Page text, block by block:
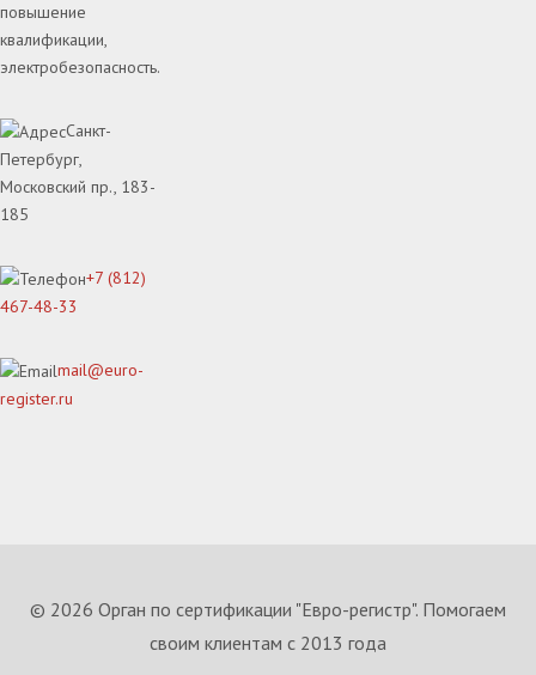
повышение
квалификации,
электробезопасность.
Санкт-
Петербург,
Московский пр., 183-
185
+7 (812)
467-48-33
mail@euro-
register.ru
© 2026 Орган по сертификации "Евро-регистр". Помогаем
своим клиентам с 2013 года